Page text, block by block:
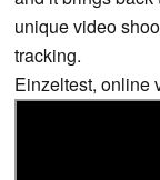
unique video
tracking.
Einzeltest, online